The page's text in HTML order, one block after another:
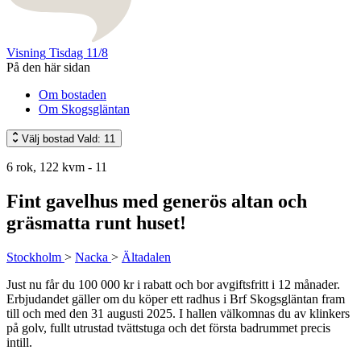
Visning Tisdag 11/8
På den här sidan
Om bostaden
Om Skogsgläntan
Välj bostad Vald: 11
6 rok, 122 kvm - 11
Fint gavelhus med generös altan och
gräsmatta runt huset!
Stockholm > Nacka > Ältadalen
Just nu får du 100 000 kr i rabatt och bor avgiftsfritt i 12 månader.
Erbjudandet gäller om du köper ett radhus i Brf Skogsgläntan fram
till och med den 31 augusti 2025. I hallen välkomnas du av klinkers
på golv, fullt utrustad tvättstuga och det första badrummet precis
intill.